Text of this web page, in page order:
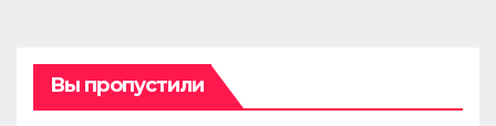
Вы пропустили